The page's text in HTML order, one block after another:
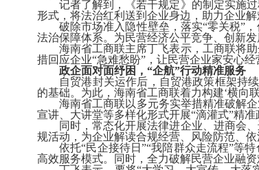
记者了解到，《若干规定》的制定实施过
形式，将法治红利送到企业身边，助力企业解
破除市场准入隐性壁垒，落实“零关税”，
法治保障体系。为民营经济公平竞争、创新
海南省工商联主席丁飞表示，工商联将助
措回应企业“急难愁盼”，让民营企业家安心
政企面对面纾困，“企航”行动精准服务
自贸港封关运作后，自贸港政策框架持续
的基础。为此，海南省工商联着力构建‘横向
海南省工商联以多元务实举措精准破解
宣讲、大讲堂等多样化形式开展“滴灌式”精
同时，常态化开展法律进企业、进商会、
规活动，为企业解读合规经营、风险防范、
依托“民企接待日”“我陪群众走流程”等
高效服务模式。同时，全力破解民营企业融